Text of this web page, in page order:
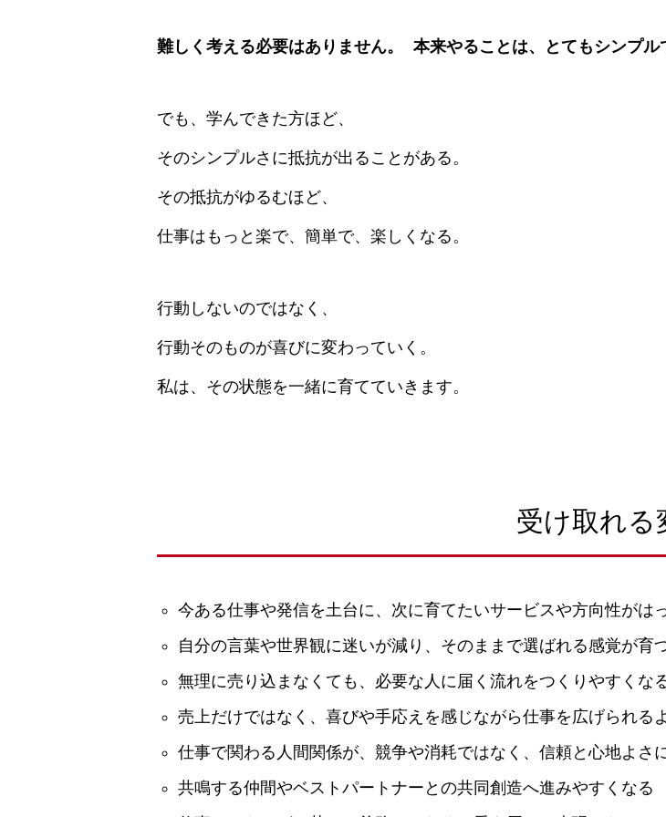
難しく考える必要はありません。 本来やることは、とてもシンプル
でも、学んできた方ほど、
そのシンプルさに抵抗が出ることがある。
その抵抗がゆるむほど、
仕事はもっと楽で、簡単で、楽しくなる。
行動しないのではなく、
行動そのものが喜びに変わっていく。
私は、その状態を一緒に育てていきます。
受け取れる
今ある仕事や発信を土台に、次に育てたいサービスや方向性がは
自分の言葉や世界観に迷いが減り、そのままで選ばれる感覚が育
無理に売り込まなくても、必要な人に届く流れをつくりやすくな
売上だけではなく、喜びや手応えを感じながら仕事を広げられる
仕事で関わる人間関係が、競争や消耗ではなく、信頼と心地よさ
共鳴する仲間やベストパートナーとの共同創造へ進みやすくなる